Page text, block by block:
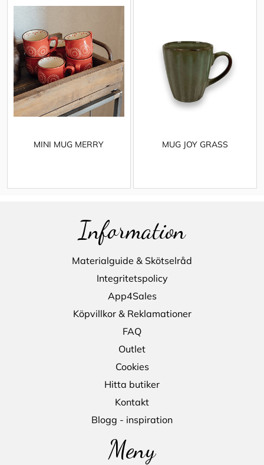
MINI MUG MERRY MUG JOY GRASS
Information
Materialguide & Skötselråd
Integritetspolicy
App4Sales
Köpvillkor & Reklamationer
FAQ
Outlet
Cookies
Hitta butiker
Kontakt
Blogg - inspiration
Meny